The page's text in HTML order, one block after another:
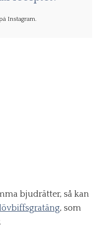
Instagram.
bjudrätter, så kan
, som